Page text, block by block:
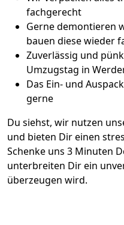
fachgerecht
Gerne demontieren
bauen diese wieder
Zuverlässig und
Umzugstag in
Das Ein- und
gerne
Du siehst, wir nutzen
und bieten Dir einen
Schenke uns 3 Minuten
unterbreiten Dir ein
überzeugen wird.